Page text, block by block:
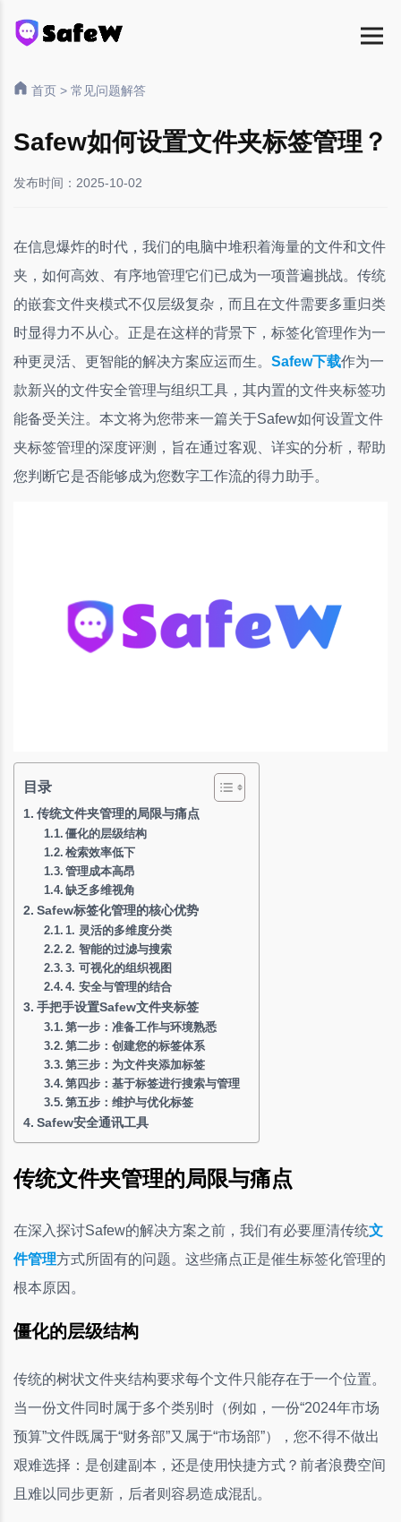
首页 > 常见问题解答
Safew如何设置文件夹标签管理？
发布时间：2025-10-02
在信息爆炸的时代，我们的电脑中堆积着海量的文件和文件
夹，如何高效、有序地管理它们已成为一项普遍挑战。传统
的嵌套文件夹模式不仅层级复杂，而且在文件需要多重归类
时显得力不从心。正是在这样的背景下，标签化管理作为一
种更灵活、更智能的解决方案应运而生。 Safew下载作为一
款新兴的文件安全管理与组织工具，其内置的文件夹标签功
能备受关注。本文将为您带来一篇关于Safew如何设置文件
夹标签管理的深度评测，旨在通过客观、详实的分析，帮助
您判断它是否能够成为您数字工作流的得力助手。
目录
传统文件夹管理的局限与痛点
僵化的层级结构
检索效率低下
管理成本高昂
缺乏多维视角
Safew标签化管理的核心优势
1. 灵活的多维度分类
2. 智能的过滤与搜索
3. 可视化的组织视图
4. 安全与管理的结合
手把手设置Safew文件夹标签
第一步：准备工作与环境熟悉
第二步：创建您的标签体系
第三步：为文件夹添加标签
第四步：基于标签进行搜索与管理
第五步：维护与优化标签
Safew安全通讯工具
传统文件夹管理的局限与痛点
在深入探讨Safew的解决方案之前，我们有必要厘清传统文
件管理方式所固有的问题。这些痛点正是催生标签化管理的
根本原因。
僵化的层级结构
传统的树状文件夹结构要求每个文件只能存在于一个位置。
当一份文件同时属于多个类别时（例如，一份“2024年市场
预算”文件既属于“财务部”又属于“市场部”），您不得不做出
艰难选择：是创建副本，还是使用快捷方式？前者浪费空间
且难以同步更新，后者则容易造成混乱。